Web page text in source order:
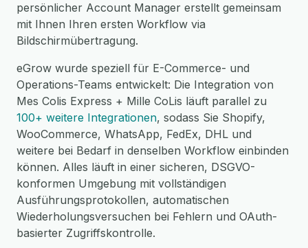
persönlicher Account Manager erstellt gemeinsam
mit Ihnen Ihren ersten Workflow via
Bildschirmübertragung.
eGrow wurde speziell für E-Commerce- und
Operations-Teams entwickelt: Die Integration von
Mes Colis Express + Mille CoLis läuft parallel zu
100+ weitere Integrationen, sodass Sie Shopify,
WooCommerce, WhatsApp, FedEx, DHL und
weitere bei Bedarf in denselben Workflow einbinden
können. Alles läuft in einer sicheren, DSGVO-
konformen Umgebung mit vollständigen
Ausführungsprotokollen, automatischen
Wiederholungsversuchen bei Fehlern und OAuth-
basierter Zugriffskontrolle.